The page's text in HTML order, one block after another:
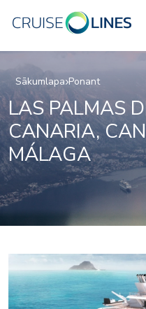
Sākumlapa Ponant
LAS PALMAS
CANARIA,
MÁLAGA